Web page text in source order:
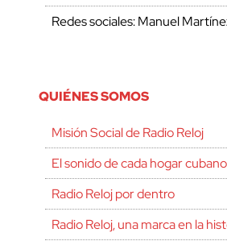
Redes sociales: Manuel
QUIÉNES SOMOS
Misión Social de Radio Reloj
El sonido de cada hogar cubano
Radio Reloj por dentro
Radio Reloj, una marca en la